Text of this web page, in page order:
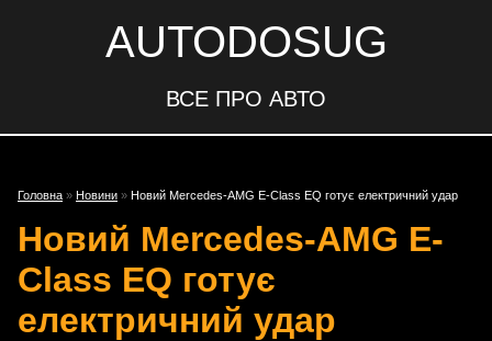
AUTODOSUG
ВСЕ ПРО АВТО
Головна » Новини » Новий Mercedes-AMG E-Class EQ готує електричний удар
Новий Mercedes-AMG E-
Class EQ готує
електричний удар